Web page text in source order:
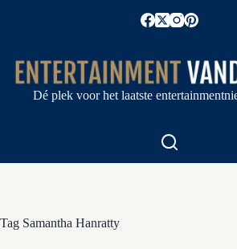
Dé plek voor het laatste
Tag Samantha Hanratty